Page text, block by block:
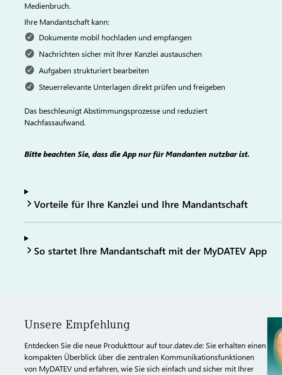
Medienbruch.
Ihre Mandantschaft kann:
Dokumente mobil hochladen und empfangen
Nachrichten sicher mit Ihrer Kanzlei austauschen
Aufgaben strukturiert bearbeiten
Steuerrelevante Unterlagen direkt prüfen und freigeben
Das beschleunigt Abstimmungsprozesse und reduziert
Nachfassaufwand.
Bitte beachten Sie, dass die App nur für Mandanten nutzbar ist.
Vorteile für Ihre Kanzlei und Ihre Mandantschaft
So startet Ihre Mandantschaft mit der MyDATEV App
Unsere Empfehlung
Entdecken Sie die neue Produkttour auf tour.datev.de: Sie erhalten einen
kompakten Überblick über die zentralen Kommunikationsfunktionen
von MyDATEV und erfahren, wie Sie sich einfach und sicher mit Ihrer